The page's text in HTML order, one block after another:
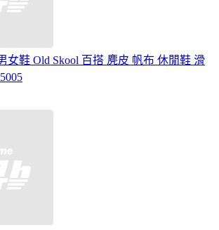
女鞋 Old Skool 百搭 麂皮 帆布 休閒鞋 滑